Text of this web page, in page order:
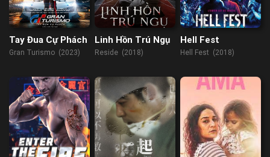
Tay Đua Cự Phách
Gran Turismo (2023)
Linh Hồn Trú Ngụ
Reside (2018)
Hell Fest
Hell Fest (2018)